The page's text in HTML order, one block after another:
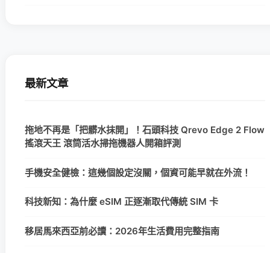
最新文章
拖地不再是「把髒水抹開」！石頭科技 Qrevo Edge 2 Flow
搖滾天王 滾筒活水掃拖機器人開箱評測
手機安全健檢：這幾個設定沒關，個資可能早就在外流！
科技新知：為什麼 eSIM 正逐漸取代傳統 SIM 卡
移居馬來西亞前必讀：2026年生活費用完整指南